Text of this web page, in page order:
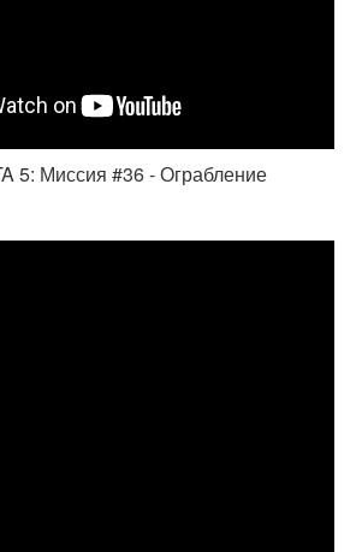
5: Миссия #36 - Ограбление